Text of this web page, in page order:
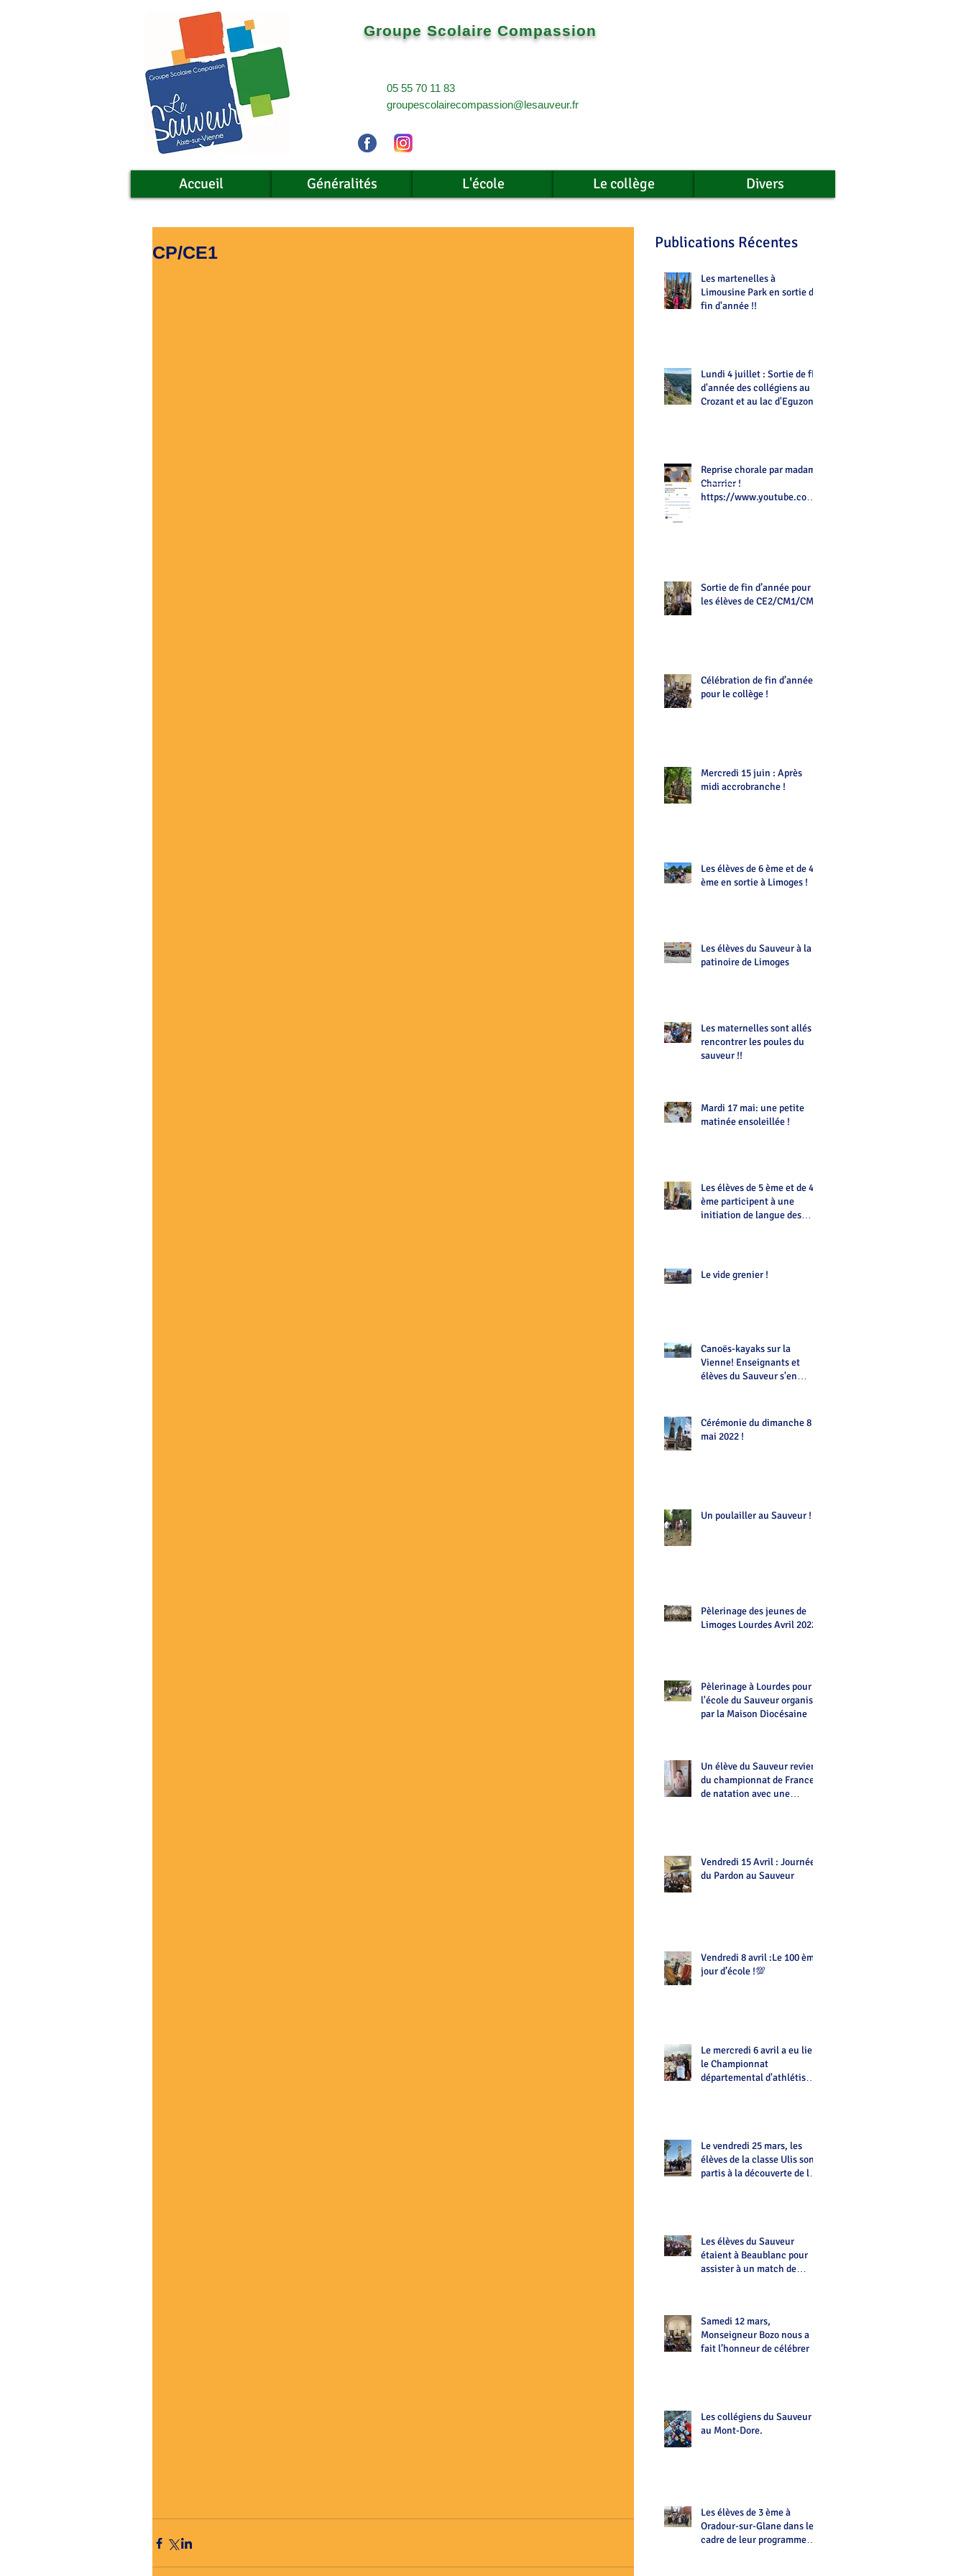
Groupe Scolaire Compassion
05 55 70 11 83
groupescolairecompassion@lesauveur.fr
Accueil Généralités L'école Le collège Divers
CP/CE1 Publications Récentes
Les martenelles à
Limousine Park en sortie de
fin d'année !!
Lundi 4 juillet : Sortie de fin
d'année des collégiens au
Crozant et au lac d'Eguzon
Reprise chorale par madame
Charrier !
https://www.youtube.com/
Sortie de fin d’année pour
les élèves de CE2/CM1/CM2
Célébration de fin d’année
pour le collège !
Mercredi 15 juin : Après
midi accrobranche !
Les élèves de 6 ème et de 4
ème en sortie à Limoges !
Les élèves du Sauveur à la
patinoire de Limoges
Les maternelles sont allés
rencontrer les poules du
sauveur !!
Mardi 17 mai: une petite
matinée ensoleillée !
Les élèves de 5 ème et de 4
ème participent à une
initiation de langue des
Le vide grenier !
Canoës-kayaks sur la
Vienne! Enseignants et
élèves du Sauveur s'en
Cérémonie du dimanche 8
mai 2022 !
Un poulailler au Sauveur !
Pèlerinage des jeunes de
Limoges Lourdes Avril 2022
Pèlerinage à Lourdes pour
l'école du Sauveur organisé
par la Maison Diocésaine
Un élève du Sauveur revient
du championnat de France
de natation avec une
Vendredi 15 Avril : Journée
du Pardon au Sauveur
Vendredi 8 avril :Le 100 ème
jour d’école !💯
Le mercredi 6 avril a eu lieu
le Championnat
départemental d'athlétisme
Le vendredi 25 mars, les
élèves de la classe Ulis sont
partis à la découverte de la
Les élèves du Sauveur
étaient à Beaublanc pour
assister à un match de
Samedi 12 mars,
Monseigneur Bozo nous a
fait l’honneur de célébrer la
Les collégiens du Sauveur
au Mont-Dore.
Les élèves de 3 ème à
Oradour-sur-Glane dans le
cadre de leur programme